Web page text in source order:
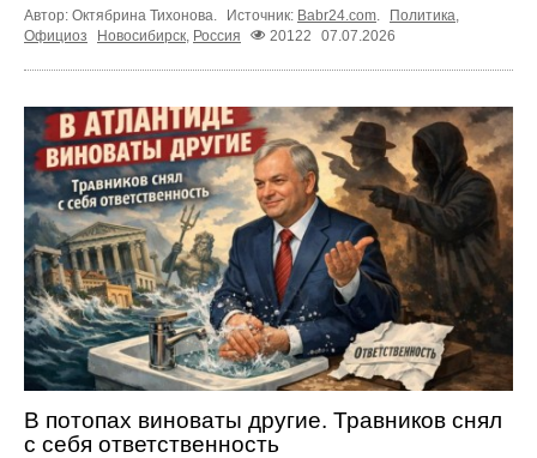
Автор: Октябрина Тихонова. Источник: Babr24.com. Политика,
Официоз
Новосибирск, Россия 20122 07.07.2026
В потопах виноваты другие. Травников снял
с себя ответственность